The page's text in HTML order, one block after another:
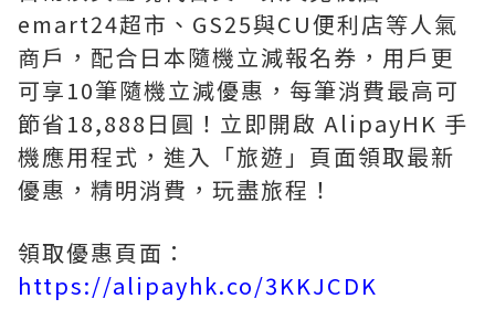
emart24超市、GS25與CU便利店等人氣
商戶，配合日本隨機立減報名券，用戶更
可享10筆隨機立減優惠，每筆消費最高可
節省18,888日圓！立即開啟 AlipayHK 手
機應用程式，進入「旅遊」頁面領取最新
優惠，精明消費，玩盡旅程！
領取優惠頁面：
https://alipayhk.co/3KKJCDK